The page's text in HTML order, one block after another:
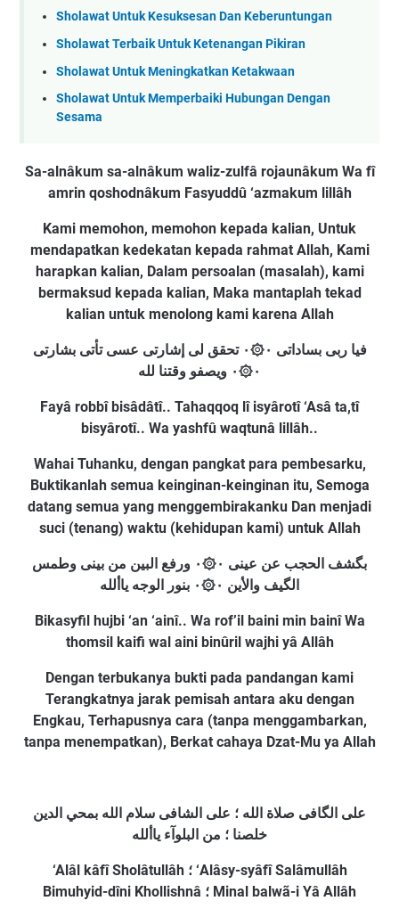
Sholawat Untuk Kesuksesan Dan Keberuntungan
Sholawat Terbaik Untuk Ketenangan Pikiran
Sholawat Untuk Meningkatkan Ketakwaan
Sholawat Untuk Memperbaiki Hubungan Dengan
Sesama
Sa-alnâkum sa-alnâkum waliz-zulfâ rojaunâkum Wa fî
amrin qoshodnâkum Fasyuddû ‘azmakum lillâh
Kami memohon, memohon kepada kalian, Untuk
mendapatkan kedekatan kepada rahmat Allah, Kami
harapkan kalian, Dalam persoalan (masalah), kami
bermaksud kepada kalian, Maka mantaplah tekad
kalian untuk menolong kami karena Allah
فيا ربی بساداتی ۰۞۰ تحقق لی إشارتی عسی تأتی بشارتی
۰۞۰ ويصفو وقتنا لله
Fayâ robbî bisâdâtî.. Tahaqqoq lî isyârotî ‘Asâ ta,tî
bisyârotî.. Wa yashfû waqtunâ lillâh..
Wahai Tuhanku, dengan pangkat para pembesarku,
Buktikanlah semua keinginan-keinginan itu, Semoga
datang semua yang menggembirakanku Dan menjadi
suci (tenang) waktu (kehidupan kami) untuk Allah
بگشف الحجب عن عينی ۰۞۰ ورفع البين من بينى وطمس
الگيف والأين ۰۞۰ بنور الوجه ياألله
Bikasyfil hujbi ‘an ‘ainî.. Wa rof’il baini min bainî Wa
thomsil kaifi wal aini binûril wajhi yâ Allâh
Dengan terbukanya bukti pada pandangan kami
Terangkatnya jarak pemisah antara aku dengan
Engkau, Terhapusnya cara (tanpa menggambarkan,
tanpa menempatkan), Berkat cahaya Dzat-Mu ya Allah
علی الگافی صلاة الله ؛ علی الشافی سلام الله بمحي الدين
خلصنا ؛ من البلوآء ياألله
‘Alâl kâfî Sholâtullâh ؛ ‘Alâsy-syâfî Salâmullâh
Bimuhyid-dîni Khollishnâ ؛ Minal balwã-i Yâ Allâh